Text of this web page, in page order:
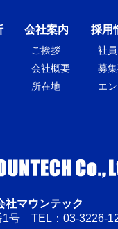
会社案内
ご挨拶
会社概要
所在地
採用
社
募
エ
社マウンテック
1号
TEL：03-3226-